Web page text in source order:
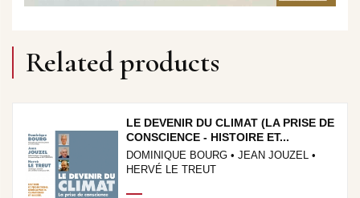
Related products
LE DEVENIR DU CLIMAT (LA PRISE DE
CONSCIENCE - HISTOIRE ET...
DOMINIQUE BOURG • JEAN JOUZEL •
HERVÉ LE TREUT